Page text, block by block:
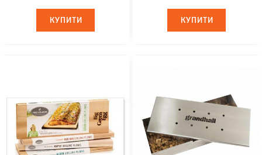
КУПИТИ
КУПИТИ КУПИТИ
КУПИТИ